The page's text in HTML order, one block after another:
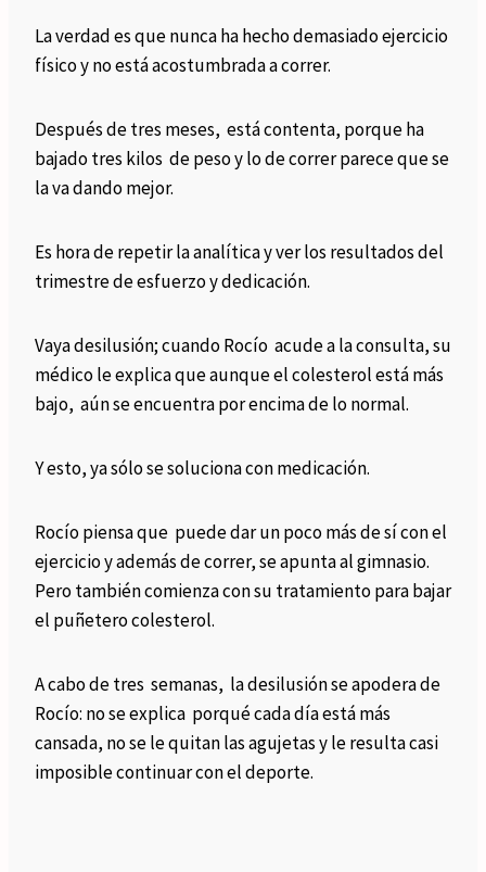
La verdad es que nunca ha hecho demasiado ejercicio
físico y no está acostumbrada a correr.
Después de tres meses, está contenta, porque ha
bajado tres kilos de peso y lo de correr parece que se
la va dando mejor.
Es hora de repetir la analítica y ver los resultados del
trimestre de esfuerzo y dedicación.
Vaya desilusión; cuando Rocío acude a la consulta, su
médico le explica que aunque el colesterol está más
bajo, aún se encuentra por encima de lo normal.
Y esto, ya sólo se soluciona con medicación.
Rocío piensa que puede dar un poco más de sí con el
ejercicio y además de correr, se apunta al gimnasio.
Pero también comienza con su tratamiento para bajar
el puñetero colesterol.
A cabo de tres semanas, la desilusión se apodera de
Rocío: no se explica porqué cada día está más
cansada, no se le quitan las agujetas y le resulta casi
imposible continuar con el deporte.